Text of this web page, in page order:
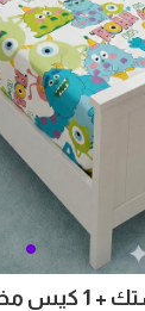
- شلبي